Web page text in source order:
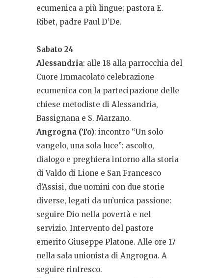
ecumenica a più lingue; pastora E.
Ribet, padre Paul D’De.
Sabato 24
Alessandria: alle 18 alla parrocchia del
Cuore Immacolato celebrazione
ecumenica con la partecipazione delle
chiese metodiste di Alessandria,
Bassignana e S. Marzano.
Angrogna (To): incontro “Un solo
vangelo, una sola luce”: ascolto,
dialogo e preghiera intorno alla storia
di Valdo di Lione e San Francesco
d’Assisi, due uomini con due storie
diverse, legati da un’unica passione:
seguire Dio nella povertà e nel
servizio. Intervento del pastore
emerito Giuseppe Platone. Alle ore 17
nella sala unionista di Angrogna. A
seguire rinfresco.